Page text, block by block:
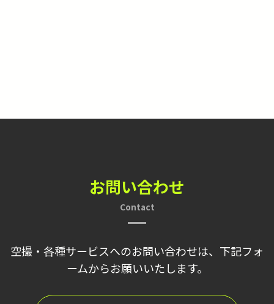
お問い合わせ
Contact
空撮・各種サービスへのお問い合わせは、下記フォ
ームからお願いいたします。